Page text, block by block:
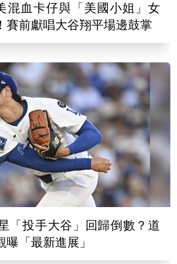
混血卡仔與「美國小姐」女
賽前獻唱大谷翔平場邊鼓掌
「投手大谷」回歸倒數？道
「最新進展」